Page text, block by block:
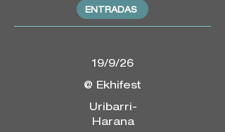
ENTRADAS
19/9/26
@ Ekhifest
Uribarri-
Harana